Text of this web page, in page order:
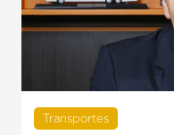
Transportes